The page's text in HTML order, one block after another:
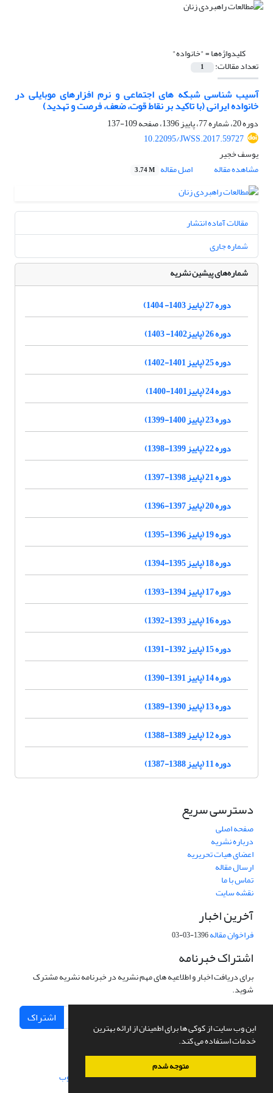
این وب سایت از کوکی ها برای اطمینان از ارائه بهترین
خدمات استفاده می کند.
متوجه شدم
کلیدواژه‌ها ="خانواده"
تعداد مقالات: 1
آسیب شناسی شبکه های اجتماعی و نرم افزارهای موبایلی در
خانواده ایرانی (با تاکید بر نقاط قوت، ضعف، فرصت و تهدید)
دوره 20، شماره 77، پاییز 1396، صفحه
109-137
10.22095/JWSS.2017.59727
یوسف خجیر
مشاهده مقاله
اصل مقاله 3.74 M
مقالات آماده انتشار
شماره جاری
شماره‌های پیشین نشریه
دوره 27 (پاییز 1403- 1404)
دوره 26 (پاییز1402- 1403)
دوره 25 (پاییز 1401-1402)
دوره 24 (پاییز1401-1400)
دوره 23 (پاییز 1400-1399)
دوره 22 (پاییز 1399-1398)
دوره 21 (پاییز 1398-1397)
دوره 20 (پاییز 1397-1396)
دوره 19 (پاییز 1396-1395)
دوره 18 (پاییز 1395-1394)
دوره 17 (پاییز 1394-1393)
دوره 16 (پاییز 1393-1392)
دوره 15 (پاییز 1392-1391)
دوره 14 (پاییز 1391-1390)
دوره 13 (پاییز 1390-1389)
دوره 12 (پاییز 1389-1388)
دوره 11 (پاییز 1388-1387)
دسترسی سریع
صفحه اصلی
درباره نشریه
اعضای هیات تحریریه
ارسال مقاله
تماس با ما
نقشه سایت
آخرین اخبار
فراخوان مقاله1396-03-03
اشتراک خبرنامه
برای دریافت اخبار و اطلاعیه های مهم نشریه در خبرنامه نشریه مشترک
شوید.
اشتراک
سامانه مدیریت نشریات علمی.طراحی و پیاده سازی از سیناوب